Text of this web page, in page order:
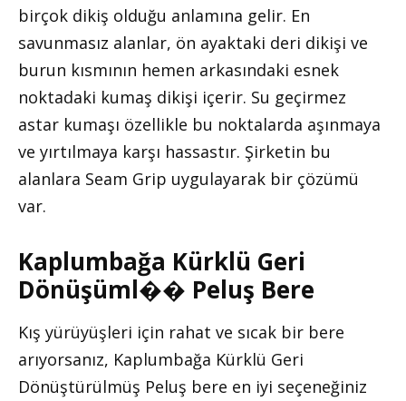
birçok dikiş olduğu anlamına gelir. En
savunmasız alanlar, ön ayaktaki deri dikişi ve
burun kısmının hemen arkasındaki esnek
noktadaki kumaş dikişi içerir. Su geçirmez
astar kumaşı özellikle bu noktalarda aşınmaya
ve yırtılmaya karşı hassastır. Şirketin bu
alanlara Seam Grip uygulayarak bir çözümü
var.
Kaplumbağa Kürklü Geri
Dönüşüml�� Peluş Bere
Kış yürüyüşleri için rahat ve sıcak bir bere
arıyorsanız, Kaplumbağa Kürklü Geri
Dönüştürülmüş Peluş bere en iyi seçeneğiniz